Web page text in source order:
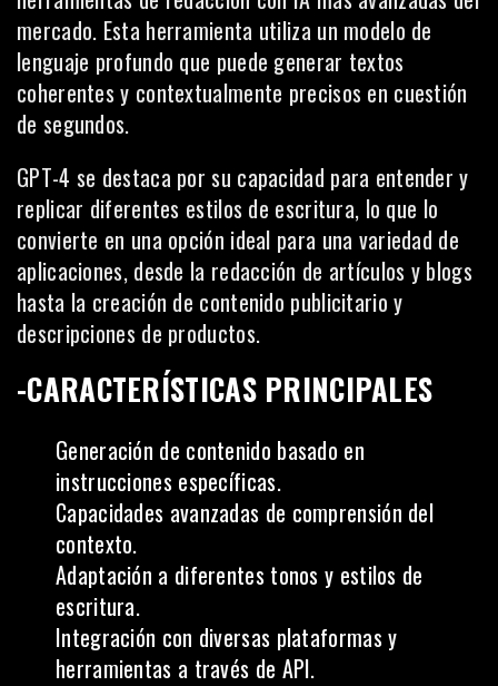
mercado. Esta herramienta utiliza un modelo de
lenguaje profundo que puede generar textos
coherentes y contextualmente precisos en cuestión
de segundos.
GPT-4 se destaca por su capacidad para entender y
replicar diferentes estilos de escritura, lo que lo
convierte en una opción ideal para una variedad de
aplicaciones, desde la redacción de artículos y blogs
hasta la creación de contenido publicitario y
descripciones de productos.
-CARACTERÍSTICAS PRINCIPALES
Generación de contenido basado en
instrucciones específicas.
Capacidades avanzadas de comprensión del
contexto.
Adaptación a diferentes tonos y estilos de
escritura.
Integración con diversas plataformas y
herramientas a través de API.